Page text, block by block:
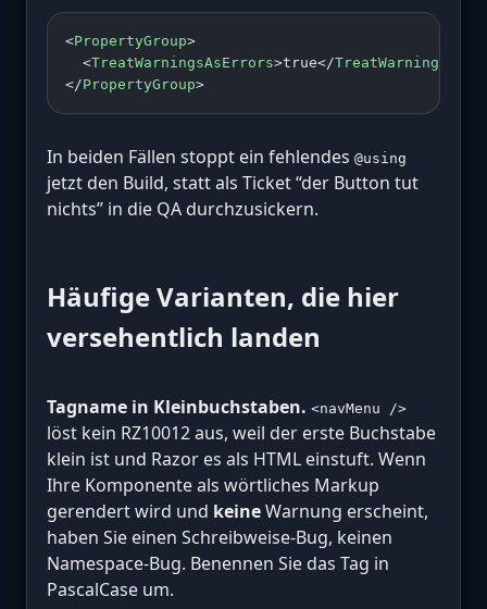
<PropertyGroup>
  <
TreatWarningsAsErrors>true</
</PropertyGroup>
In beiden Fällen stoppt ein fehlendes @using
jetzt den Build, statt als Ticket “der Button tut
nichts” in die QA durchzusickern.
Häufige Varianten, die hier
versehentlich landen
Tagname in Kleinbuchstaben. <navMenu />
löst kein RZ10012 aus, weil der erste Buchstabe
klein ist und Razor es als HTML einstuft. Wenn
Ihre Komponente als wörtliches Markup
gerendert wird und keineWarnung erscheint,
haben Sie einen Schreibweise-Bug, keinen
Namespace-Bug. Benennen Sie das Tag in
PascalCase um.